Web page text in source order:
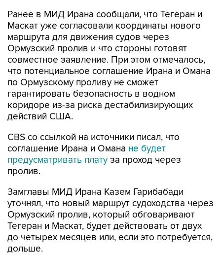
Ранее в МИД Ирана сообщали, что Тегеран и
Маскат уже согласовали координаты нового
маршрута для движения судов через
Ормузский пролив и что стороны готовят
совместное заявление. При этом отмечалось,
что потенциальное соглашение Ирана и Омана
по Ормузскому проливу не сможет
гарантировать безопасность в водном
коридоре из-за риска дестабилизирующих
действий США.
CBS со ссылкой на источники писал, что
соглашение Ирана и Омана не будет
предусматривать плату за проход через
пролив.
Замглавы МИД Ирана Казем Гарибабади
уточнял, что новый маршрут судоходства через
Ормузский пролив, который обговаривают
Тегеран и Маскат, будет действовать от двух
до четырех месяцев или, если это потребуется,
дольше.